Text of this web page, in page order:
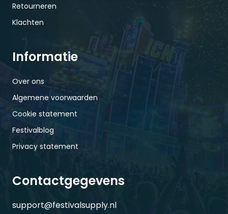
Retourneren
Klachten
Informatie
Over ons
Algemene voorwaarden
Cookie statement
Festivalblog
Privacy statement
Contactgegevens
support@festivalsupply.nl